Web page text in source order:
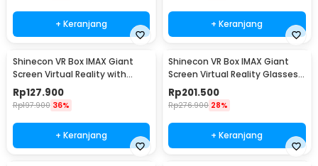
+ Keranjang + Keranjang
Shinecon VR Box IMAX Giant
Screen Virtual Reality with
Remote - SC-G06B
Rp127.900
Rp197.900 36%
+ Keranjang
Shinecon VR Box IMAX Giant
Screen Virtual Reality Glasses
with Headset - SC-G06EB
Rp201.500
Rp276.900 28%
+ Keranjang